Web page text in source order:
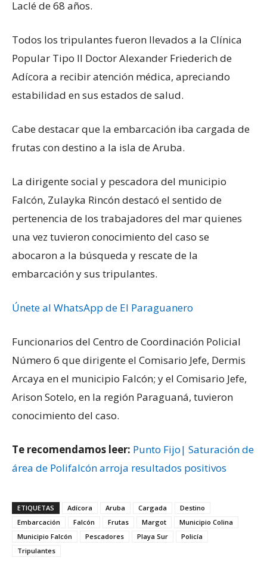
Laclé de 68 años.
Todos los tripulantes fueron llevados a la Clínica
Popular Tipo II Doctor Alexander Friederich de
Adícora a recibir atención médica, apreciando
estabilidad en sus estados de salud.
Cabe destacar que la embarcación iba cargada de
frutas con destino a la isla de Aruba.
La dirigente social y pescadora del municipio
Falcón, Zulayka Rincón destacó el sentido de
pertenencia de los trabajadores del mar quienes
una vez tuvieron conocimiento del caso se
abocaron a la búsqueda y rescate de la
embarcación y sus tripulantes.
Únete al WhatsApp de El Paraguanero
Funcionarios del Centro de Coordinación Policial
Número 6 que dirigente el Comisario Jefe, Dermis
Arcaya en el municipio Falcón; y el Comisario Jefe,
Arison Sotelo, en la región Paraguaná, tuvieron
conocimiento del caso.
Te recomendamos leer: Punto Fijo| Saturación de
área de Polifalcón arroja resultados positivos
ETIQUETAS Adícora Aruba Cargada
Destino
Embarcación
Falcón Frutas Margot
Municipio Colina
Municipio Falcón
Pescadores Playa Sur
Policía
Tripulantes